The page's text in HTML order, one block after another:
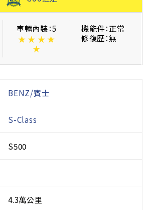
車輛內裝：5
★ ★ ★ ★
★
機能件：正常
修復歴：無
BENZ/賓士
S-Class
S500
4.3萬公里